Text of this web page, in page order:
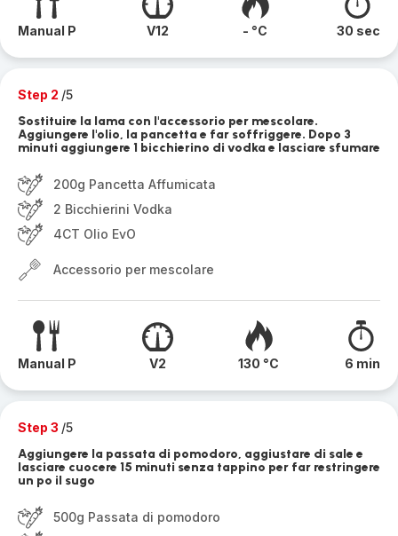
Manual P V12 - °C 30 sec
Step 2 /5
Sostituire la lama con l'accessorio per mescolare.
Aggiungere l'olio, la pancetta e far soffriggere. Dopo 3
minuti aggiungere 1 bicchierino di vodka e lasciare sfumare
200g Pancetta Affumicata
2 Bicchierini Vodka
4CT Olio EvO
Accessorio per mescolare
Manual P V2 130 °C 6 min
Step 3 /5
Aggiungere la passata di pomodoro, aggiustare di sale e
lasciare cuocere 15 minuti senza tappino per far restringere
un po il sugo
500g Passata di pomodoro